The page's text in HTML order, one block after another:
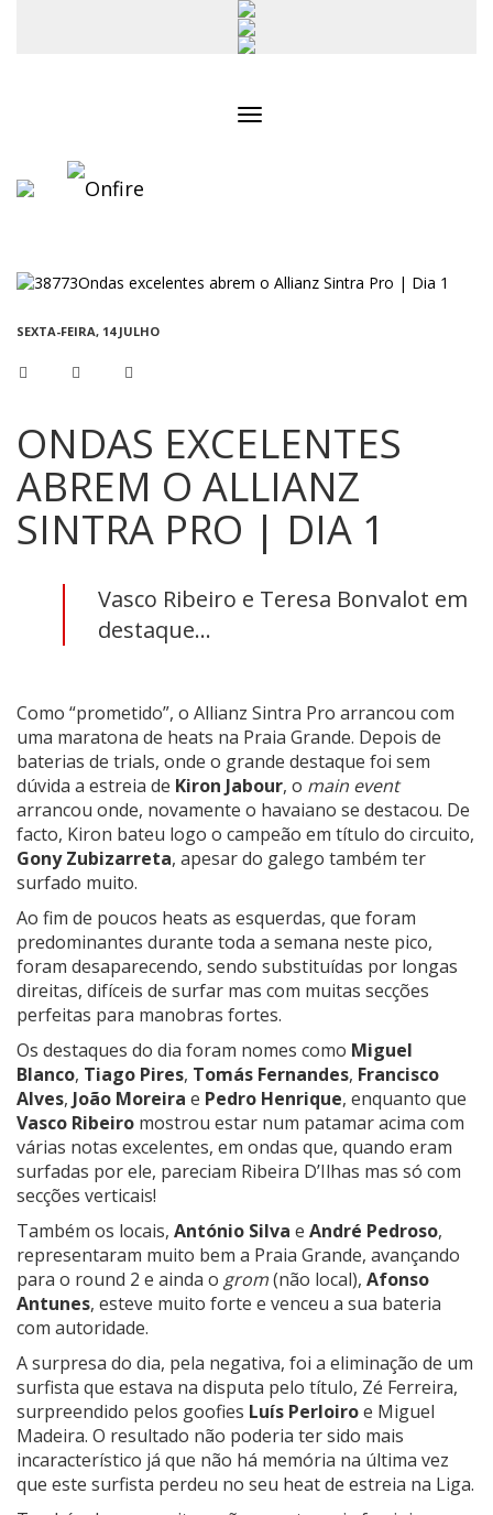
SEXTA-FEIRA, 14 JULHO
ONDAS EXCELENTES
ABREM O ALLIANZ
SINTRA PRO | DIA 1
Vasco Ribeiro e Teresa Bonvalot em
destaque...
Como “prometido”, o Allianz Sintra Pro arrancou com
uma maratona de heats na Praia Grande. Depois de
baterias de trials, onde o grande destaque foi sem
dúvida a estreia de Kiron Jabour, o main event
arrancou onde, novamente o havaiano se destacou. De
facto, Kiron bateu logo o campeão em título do circuito,
Gony Zubizarreta, apesar do galego também ter
surfado muito.
Ao fim de poucos heats as esquerdas, que foram
predominantes durante toda a semana neste pico,
foram desaparecendo, sendo substituídas por longas
direitas, difíceis de surfar mas com muitas secções
perfeitas para manobras fortes.
Os destaques do dia foram nomes como Miguel
Blanco, Tiago Pires, Tomás Fernandes, Francisco
Alves, João Moreira e Pedro Henrique, enquanto que
Vasco Ribeiro mostrou estar num patamar acima com
várias notas excelentes, em ondas que, quando eram
surfadas por ele, pareciam Ribeira D’Ilhas mas só com
secções verticais!
Também os locais, António Silva e André Pedroso,
representaram muito bem a Praia Grande, avançando
para o round 2 e ainda o grom(não local), Afonso
Antunes, esteve muito forte e venceu a sua bateria
com autoridade.
A surpresa do dia, pela negativa, foi a eliminação de um
surfista que estava na disputa pelo título, Zé Ferreira,
surpreendido pelos goofies Luís Perloiroe Miguel
Madeira. O resultado não poderia ter sido mais
incaracterístico já que não há memória na última vez
que este surfista perdeu no seu heat de estreia na Liga.